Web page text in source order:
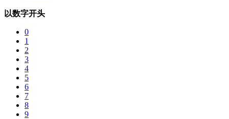
以数字开头
0
1
2
3
4
5
6
7
8
9